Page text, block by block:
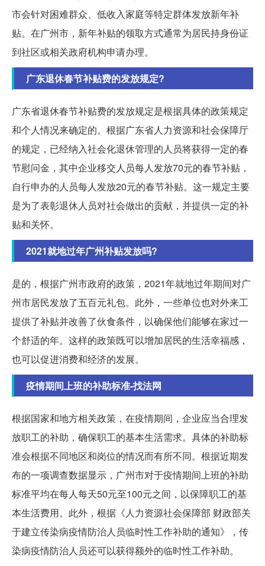
市会针对困难群众、低收入家庭等特定群体发放新年补
贴。在广州市，新年补贴的领取方式通常为居民持身份证
到社区或相关政府机构申请办理。
广东退休春节补贴费的发放规定?
广东省退休春节补贴费的发放规定是根据具体的政策规定
和个人情况来确定的。根据广东省人力资源和社会保障厅
的规定，已经纳入社会化退休管理的人员将获得一定的春
节慰问金，其中企业移交人员每人发放70元的春节补贴，
自行申办的人员每人发放20元的春节补贴。这一规定主要
是为了表彰退休人员对社会做出的贡献，并提供一定的补
贴和关怀。
2021就地过年广州补贴发放吗?
是的，根据广州市政府的政策，2021年就地过年期间对广
州市居民发放了五百元礼包。此外，一些单位也对外来工
提供了补贴并改善了伙食条件，以确保他们能够在家过一
个舒适的年。这样的政策既可以增加居民的生活幸福感，
也可以促进消费和经济的发展。
疫情期间上班的补助标准-找法网
根据国家和地方相关政策，在疫情期间，企业应当合理发
放职工的补助，确保职工的基本生活需求。具体的补助标
准会根据不同地区和岗位的情况而有所不同。根据近期发
布的一项调查数据显示，广州市对于疫情期间上班的补助
标准平均在每人每天50元至100元之间，以保障职工的基
本生活费用。此外，根据《人力资源社会保障部 财政部关
于建立传染病疫情防治人员临时性工作补助的通知》，传
染病疫情防治人员还可以获得额外的临时性工作补助。